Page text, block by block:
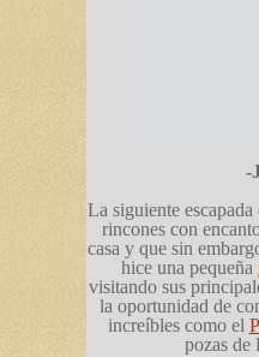
-
La siguiente
rincones con
casa y que sin
hice una pequeña
visitando sus
la oportunidad de
increíbles como el
pozas de